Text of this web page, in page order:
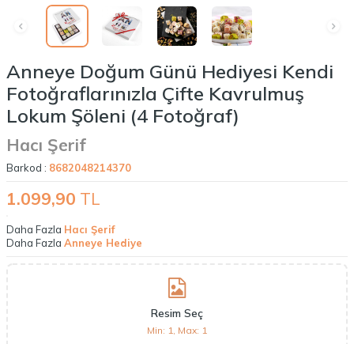
Anneye Doğum Günü Hediyesi Kendi
Fotoğraflarınızla Çifte Kavrulmuş
Lokum Şöleni (4 Fotoğraf)
Hacı Şerif
Barkod : 8682048214370
1.099,90 TL
Daha Fazla Hacı Şerif
Daha Fazla Anneye Hediye
Resim Seç
Min: 1, Max: 1